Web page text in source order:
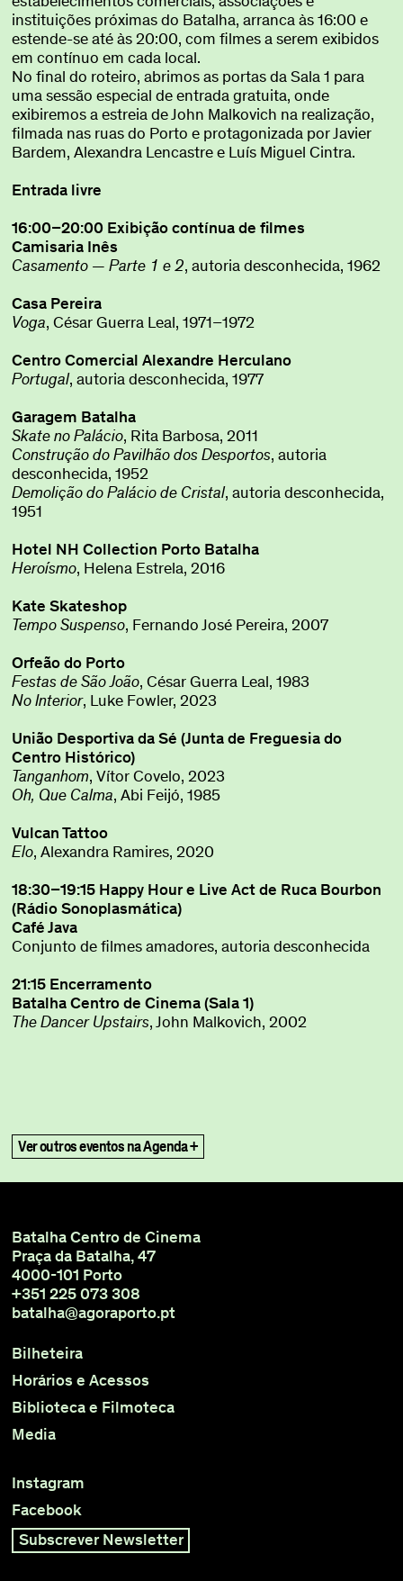
instituições próximas do Batalha, arranca às 16:00 e
estende-se até às 20:00, com filmes a serem exibidos
em contínuo em cada local.
No final do roteiro, abrimos as portas da Sala 1 para
uma sessão especial de entrada gratuita, onde
exibiremos a estreia de John Malkovich na realização,
filmada nas ruas do Porto e protagonizada por Javier
Bardem, Alexandra Lencastre e Luís Miguel Cintra.
Entrada livre
16:00–20:00 Exibição contínua de filmes
Camisaria Inês
Casamento — Parte 1 e 2, autoria desconhecida, 1962
Casa Pereira
Voga, César Guerra Leal, 1971–1972
Centro Comercial Alexandre Herculano
Portugal, autoria desconhecida, 1977
Garagem Batalha
Skate no Palácio, Rita Barbosa, 2011
Construção do Pavilhão dos Desportos, autoria
desconhecida, 1952
Demolição do Palácio de Cristal, autoria desconhecida,
1951
Hotel NH Collection Porto Batalha
Heroísmo, Helena Estrela, 2016
Kate Skateshop
Tempo Suspenso, Fernando José Pereira, 2007
Orfeão do Porto
Festas de São João, César Guerra Leal, 1983
No Interior, Luke Fowler, 2023
União Desportiva da Sé (Junta de Freguesia do
Centro Histórico)
Tanganhom, Vítor Covelo, 2023
Oh, Que Calma, Abi Feijó, 1985
Vulcan Tattoo
Elo, Alexandra Ramires, 2020
18:30–19:15 Happy Hour e Live Act de Ruca Bourbon
(Rádio Sonoplasmática)
Café Java
Conjunto de filmes amadores, autoria desconhecida
21:15 Encerramento
Batalha Centro de Cinema (Sala 1)
The Dancer Upstairs, John Malkovich, 2002
Ver outros eventos na Agenda +
Batalha Centro de Cinema
Praça da Batalha, 47
4000-101 Porto
+351 225 073 308
batalha@agoraporto.pt
Bilheteira
Horários e Acessos
Biblioteca e Filmoteca
Media
Instagram
Facebook
Subscrever Newsletter